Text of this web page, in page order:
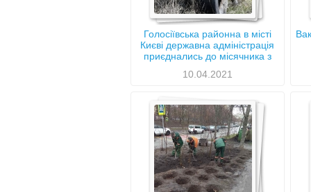
Голосіївська районна в місті
Києві державна адміністрація
приєднались до місячника з
чистоти у районі
10.04.2021